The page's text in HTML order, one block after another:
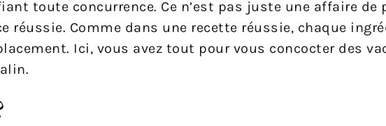
toute concurrence. Ce n’est pas juste une affaire de
réussie. Comme dans une recette réussie, chaque
Ici, vous avez tout pour vous concocter des